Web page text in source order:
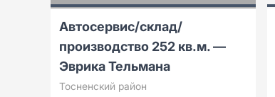
Автосервис/склад/
производство 252 кв.м. —
Эврика Тельмана
Тосненский район